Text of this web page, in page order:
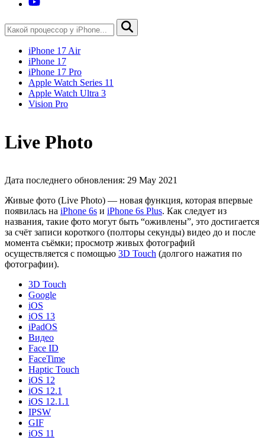
iPhone 17 Air
iPhone 17
iPhone 17 Pro
Apple Watch Series 11
Apple Watch Ultra 3
Vision Pro
Live Photo
Дата последнего обновления: 29 May 2021
Живые фото (Live Photo) — новая функция, которая впервые
появилась на iPhone 6s и iPhone 6s Plus. Как следует из
названия, такие фото могут быть “оживлены”, это достигается
за счёт записи короткого (полторы секунды) видео до и после
момента съёмки; просмотр живых фотографий
осуществляется с помощью 3D Touch (долгого нажатия по
фотографии).
3D Touch
Google
iOS
iOS 13
iPadOS
Видео
Face ID
FaceTime
Haptic Touch
iOS 12
iOS 12.1
iOS 12.1.1
IPSW
GIF
iOS 11